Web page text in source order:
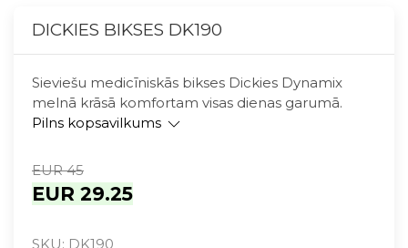
DICKIES BIKSES DK190
Sieviešu medicīniskās bikses Dickies Dynamix
melnā krāsā komfortam visas dienas garumā.
Pilns kopsavilkums
EUR 45
EUR 29.25
SKU: DK190